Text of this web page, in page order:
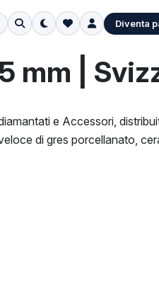
Diventa
mm |
e Accessori,
di gres porcellanato,